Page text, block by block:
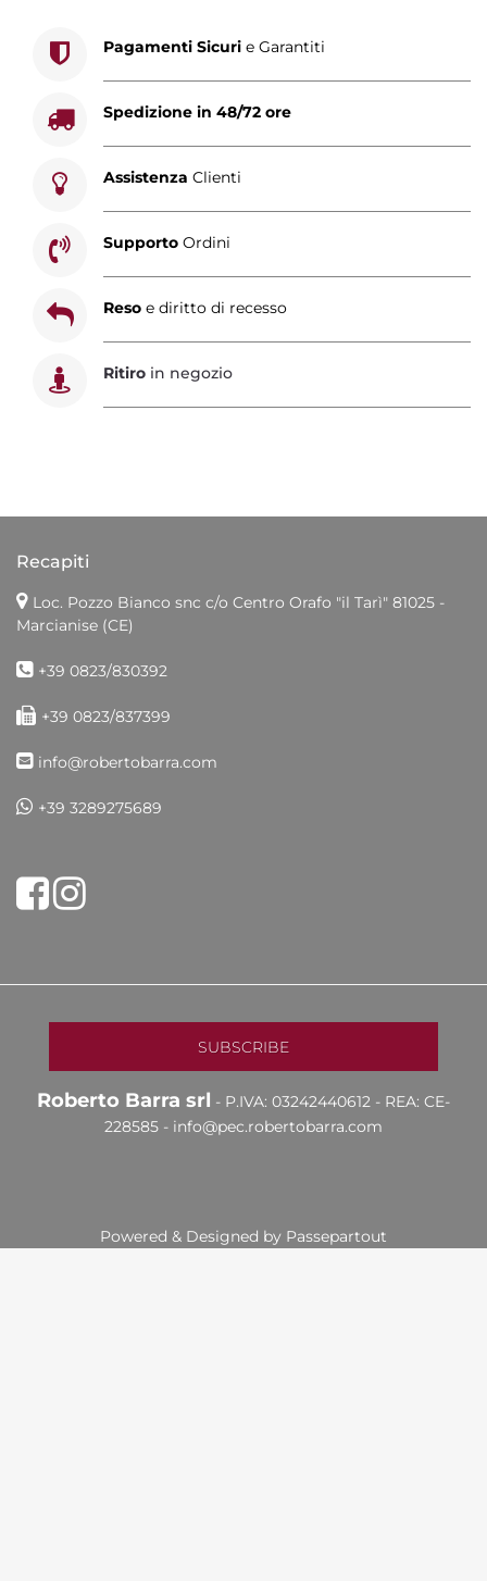
Pagamenti Sicuri e Garantiti
Spedizione in 48/72 ore
Assistenza Clienti
Supporto Ordini
Reso e diritto di recesso
Ritiro in negozio
Recapiti
Loc. Pozzo Bianco snc c/o Centro Orafo "il Tarì" 81025 -
Marcianise (CE)
+39 0823/830392
+39 0823/837399
info@robertobarra.com
+39 3289275689
Share on Facebook
Tweet
Roberto Barra srl - P.IVA: 03242440612 - REA: CE-
228585 - info@pec.robertobarra.com
Powered & Designed by Passepartout